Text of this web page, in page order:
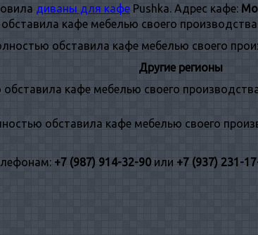
диваны для кафе Pushka. Адрес кафе:
кафе мебелью своего
обставила кафе мебелью своего
Другие регионы
кафе мебелью своего
обставила кафе мебелью своего
+7 (987) 914-32-90 или +7 (937) 231-